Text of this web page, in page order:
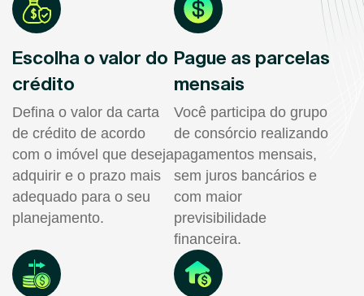
Escolha o valor do
crédito
Defina o valor da carta
de crédito de acordo
com o imóvel que deseja
adquirir e o prazo mais
adequado para o seu
planejamento.
Pague as parcelas
mensais
Você participa do grupo
de consórcio realizando
pagamentos mensais,
sem juros bancários e
com maior
previsibilidade
financeira.